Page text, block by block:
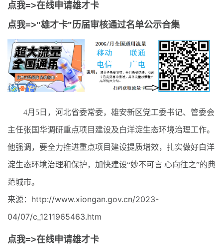
点我=>在线申请雄才卡
点我=>"雄才卡"历届审核通过名单公示合集
4月5日，河北省委常委，雄安新区党工委书记、管委会
主任张国华调研重点项目建设及白洋淀生态环境治理工作。
他强调，要全力推进重点项目建设提质增效，扎实做好白洋
淀生态环境治理和保护，加快建设“妙不可言 心向往之”的典
范城市。
来源：http://www.xiongan.gov.cn/2023-
04/07/c_1211965463.htm
点我=>在线申请雄才卡